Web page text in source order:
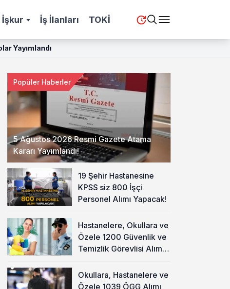
İşkur İş İlanları TOKİ
Yayımlandı
5 Ağustos 2026 Resmi Gazete Atama
Kararı Yayımlandı!
Popüler Haberler
19 Şehir Hastanesine
KPSS siz 800 İşçi
Personel Alımı Yapacak!
Hastanelere, Okullara ve
Özele 1200 Güvenlik ve
Temizlik Görevlisi Alımı
Okullara, Hastanelere ve
Özele 1039 ÖGG Alımı